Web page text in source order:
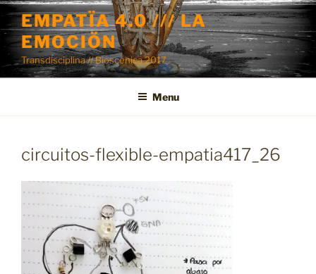
Skip
to
content
EMPATÏA 4.0 /// LA
EMOCIÖN
Transdisciplina // Bioscénica 2017
Menu
circuitos-flexible-empatia417_26